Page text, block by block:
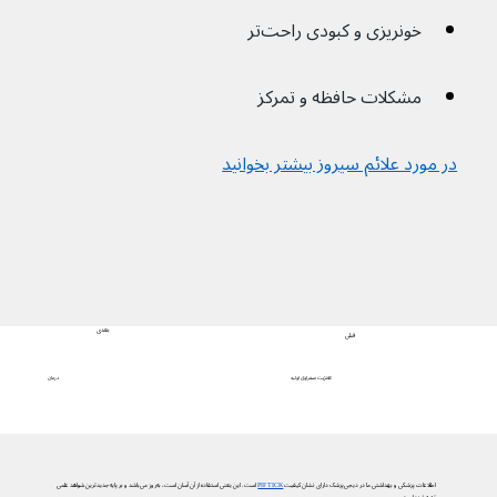
خونریزی و کبودی راحت‌تر
مشکلات حافظه و تمرکز
در مورد علائم سیروز بیشتر بخوانید
درمان
بعدی
کلانژیت صفراوی اولیه
قبلی
اطلاعات پزشکی و بهداشتی ما در دیجی‌پزشک دارای نشان کیفیتPIF TICKاست. این یعنی استفاده از آن آسان است، به‌روز می‌باشد و بر پایه جدیدترین شواهد علمی